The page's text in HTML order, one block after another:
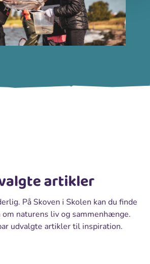
artikler
På Skoven i Skolen kan du finde
om naturens liv og sammenhænge.
udvalgte artikler til inspiration.